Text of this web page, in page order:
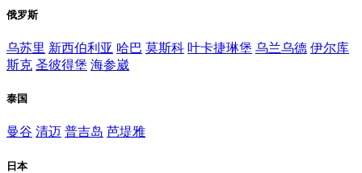
俄罗斯
乌苏里 新西伯利亚 哈巴 莫斯科 叶卡捷琳堡 乌兰乌德 伊尔库
斯克 圣彼得堡 海参崴
泰国
曼谷 清迈 普吉岛 芭堤雅
日本